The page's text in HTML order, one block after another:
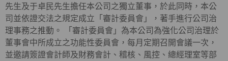
先生及于卓民先生擔任本公司之獨立董事，於此同時，本公
司並依證交法之規定成立「審計委員會」，著手進行公司治
理事務之推動。 「審計委員會」為本公司為強化公司治理於
董事會中所成立之功能性委員會，每月定期召開會議一次，
並邀請簽證會計師及財務會計、稽核、風控、總經理室等部